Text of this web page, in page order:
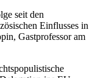
seit den
Einflusses in
Gastprofessor am